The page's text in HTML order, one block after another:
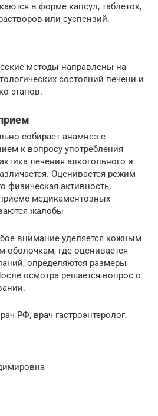
в форме капсул, таблеток,
или суспензий.
методы направлены на
состояний печени и
этапов.
собирает анамнез с
к вопросу употребления
лечения алкогольного и
Оценивается режим
физическая активность,
медикаментозных
жалобы
внимание уделяется кожным
оболочкам, где оценивается
определяются размеры
осмотра решается вопрос о
РФ, врач гастроэнтеролог,